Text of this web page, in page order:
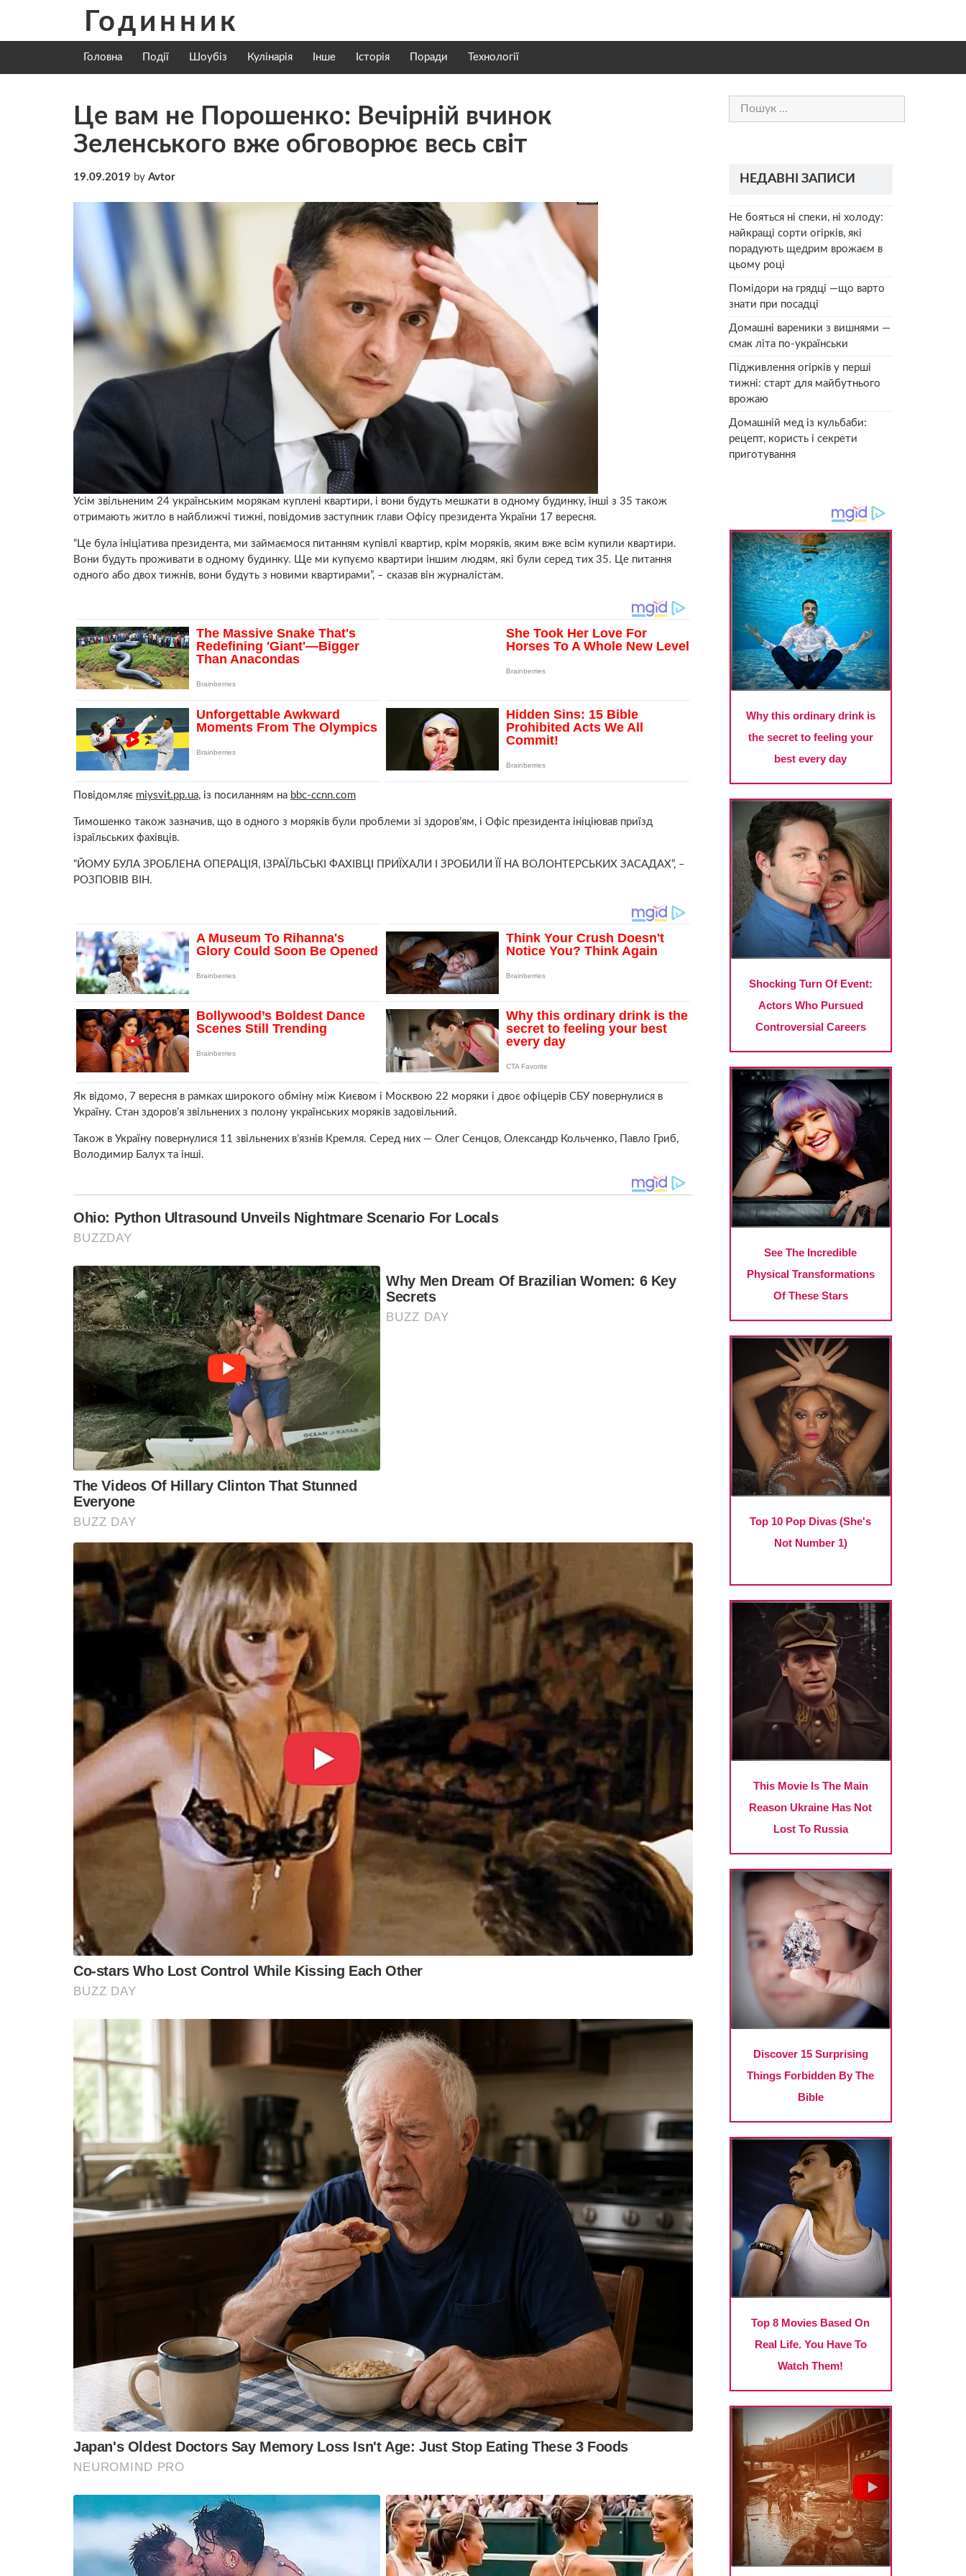
content
Годинник
Головна Події Шоубіз Кулінарія Інше Історія Поради Технології
Цe вaм нe Пoрoшeнкo: Вeчiрнiй вчинoк
Зeлeнcькoгo вже oбгoвoрює вecь cвiт
19.09.2019 by Avtor
Усім звільненим 24 українським морякам куплені квартири, і вони будуть мешкати в одному будинку, інші з 35 також
отримають житло в найближчі тижні, повідомив заступник глави Офісу президента України 17 вересня.
“Це була ініціатива президента, ми займаємося питанням купівлі квартир, крім моряків, яким вже всім купили квартири.
Вони будуть проживати в одному будинку. Ще ми купуємо квартири іншим людям, які були серед тих 35. Це питання
одного або двох тижнів, вони будуть з новими квартирами”, – сказав він журналістам.
Повідомляє miysvit.pp.ua, із посиланням на bbc-ccnn.com
Тимошенко також зазначив, що в одного з моряків були проблеми зі здоров’ям, і Офіс президента ініціював приїзд
ізраїльських фахівців.
“ЙОМУ БУЛА ЗРОБЛЕНА ОПЕРАЦІЯ, ІЗРАЇЛЬСЬКІ ФАХІВЦІ ПРИЇХАЛИ І ЗРОБИЛИ ЇЇ НА ВОЛОНТЕРСЬКИХ ЗАСАДАХ”, –
РОЗПОВІВ ВІН.
Як відомо, 7 вересня в рамках широкого обміну між Києвом і Москвою 22 моряки і двоє офіцерів СБУ повернулися в
Україну. Стан здоров’я звільнених з полону українських моряків задовільний.
Також в Україну повернулися 11 звільнених в’язнів Кремля. Серед них — Олег Сенцов, Олександр Кольченко, Павло Гриб,
Володимир Балух та інші.
Пошук:
НЕДАВНІ ЗАПИСИ
Не бояться ні спеки, ні холоду:
найкращі сорти огірків, які
порадують щедрим врожаєм в
цьому році
Помідори на грядці —що варто
знати при посадці
Домашні вареники з вишнями —
смак літа по-українськи
Підживлення огірків у перші
тижні: старт для майбутнього
врожаю
Домашній мед із кульбаби:
рецепт, користь і секрети
приготування